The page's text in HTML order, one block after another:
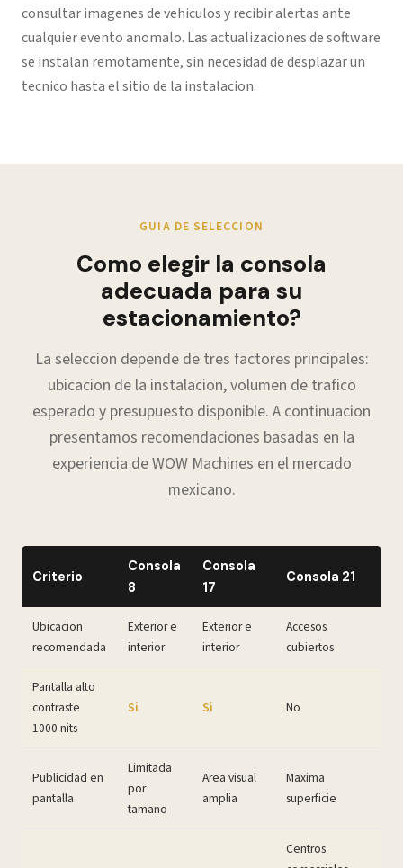
consultar imagenes de vehiculos y recibir alertas ante
cualquier evento anomalo. Las actualizaciones de software
se instalan remotamente, sin necesidad de desplazar un
tecnico hasta el sitio de la instalacion.
GUIA DE SELECCION
Como elegir la consola
adecuada para su
estacionamiento?
La seleccion depende de tres factores principales:
ubicacion de la instalacion, volumen de trafico
esperado y presupuesto disponible. A continuacion
presentamos recomendaciones basadas en la
experiencia de WOW Machines en el mercado
mexicano.
Criterio
Consola
8
Consola
17
Consola 21
Ubicacion
recomendada
Exterior e
interior
Exterior e
interior
Accesos
cubiertos
Pantalla alto
contraste
1000 nits
Si Si No
Publicidad en
pantalla
Limitada
por
tamano
Area visual
amplia
Maxima
superficie
Centros